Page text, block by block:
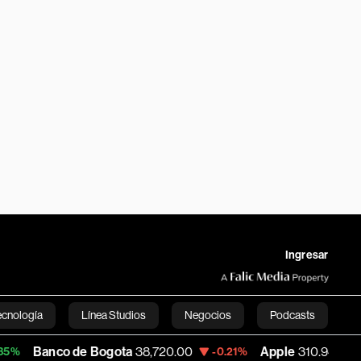
Ingresar
Línea Studios Negocios Podcasts
English
de Bogota 38,720.00 -0.21% Apple 310.94 +0.55%